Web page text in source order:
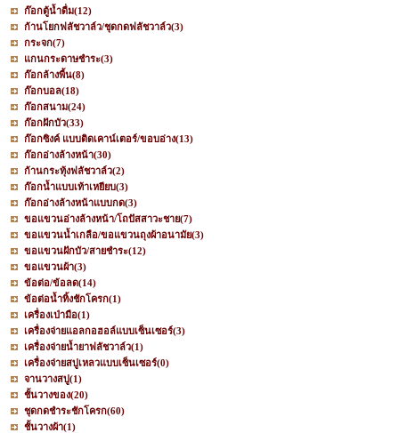
ก๊อกตู้น้ำดื่ม(12)
ก้านโยกฟลัชวาล์ว/ชุดกดฟลัชวาล์ว(3)
กระจก(7)
แกนกระดาษชำระ(3)
ก๊อกล้างพื้น(8)
ก๊อกบอล(18)
ก๊อกสนาม(24)
ก๊อกฝักบัว(33)
ก๊อกซิงค์ แบบติดเคาน์เตอร์/ขอบอ่าง(13)
ก๊อกอ่างล้างหน้า(30)
ก้านกระทุ้งฟลัชวาล์ว(2)
ก๊อกน้ำแบบเท้าเหยียบ(3)
ก๊อกอ่างล้างหน้าแบบกด(3)
ขอแขวนอ่างล้างหน้า/โถปัสสาวะชาย(7)
ขอแขวนน้ำเกลือ/ขอแขวนถุงผ้าอนามัย(3)
ขอแขวนฝักบัว/สายชำระ(12)
ขอแขวนผ้า(3)
ข้อต่อ/ข้อลด(14)
ข้อต่อน้ำทิ้งชักโครก(1)
เครื่องเป่ามือ(1)
เครื่องจ่ายแอลกอฮอล์แบบเซ็นเซอร์(3)
เครื่องจ่ายน้ำยาฟลัชวาล์ว(1)
เครื่องจ่ายสบู่เหลวแบบเซ็นเซอร์(0)
จานวางสบู่(1)
ชั้นวางของ(20)
ชุดกดชำระชักโครก(60)
ชั้นวางผ้า(1)